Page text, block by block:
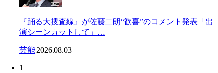
『踊る大捜査線』が佐藤二朗“歓喜”のコメント発表「出
演シーンカットして」…
芸能|2026.08.03
1